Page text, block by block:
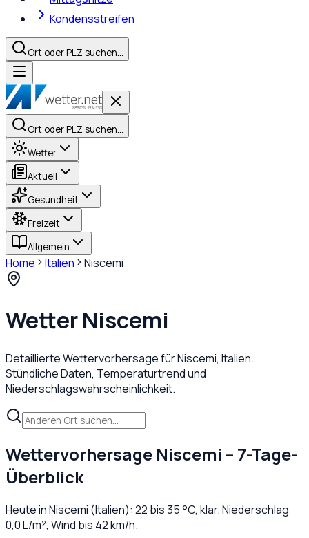
Kondensstreifen
Ort oder PLZ suchen…
Ort oder PLZ suchen…
Wetter
Aktuell
Gesundheit
Freizeit
Allgemein
Home Italien Niscemi
WetterNiscemi
Detaillierte Wettervorhersage fürNiscemi, Italien.
Stündliche Daten, Temperaturtrend und
Niederschlagswahrscheinlichkeit.
Wettervorhersage Niscemi – 7-Tage-
Überblick
Heute inNiscemi (Italien): 22 bis35°C, klar. Niederschlag
0,0L/m², Wind bis 42km/h.